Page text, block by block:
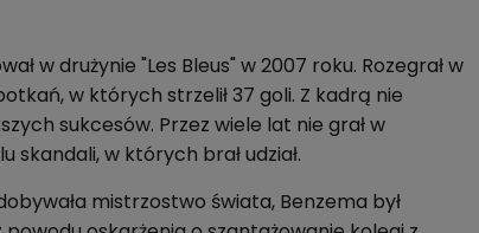
w drużynie "Les Bleus" w 2007 roku. Rozegrał w
w których strzelił 37 goli. Z kadrą nie
sukcesów. Przez wiele lat nie grał w
skandali, w których brał udział.
mistrzostwo świata, Benzema był